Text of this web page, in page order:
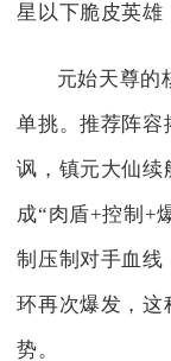
星以下脆皮英雄
元始天尊的
单挑。推荐阵容
讽，镇元大仙续
成“肉盾+控制+
制压制对手血线
环再次爆发，这
势。